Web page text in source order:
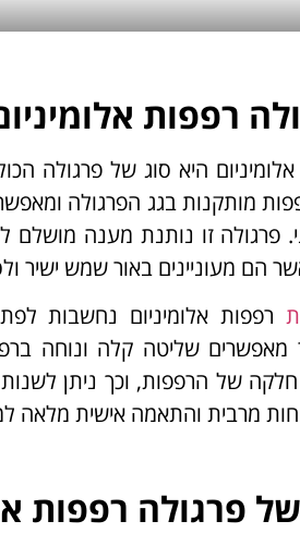
רפפות
היא סוג של פרגולה
מותקנות בגג הפרגולה
פרגולה זו נותנת מענה
הם מעוניינים באור שמש ישיר
רפפות אלומיניום נחשבות
מאפשרים שליטה קלה ונוחה
של הרפפות, וכך ניתן לשנות
מרבית והתאמה אישית מלאה
פרגולה רפפות